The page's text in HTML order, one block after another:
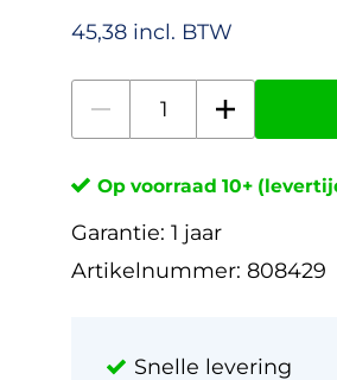
45,38 incl. BTW
Op voorraad 10+
Garantie: 1 jaar
Artikelnummer: 808429
Snelle levering